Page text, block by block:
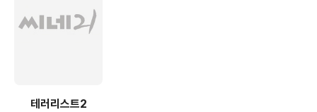
테러리스트2